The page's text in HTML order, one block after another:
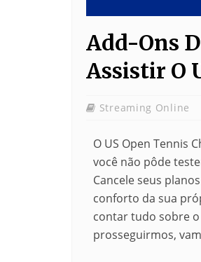
Add-Ons
Assistir O
Streaming Online
O US Open Tennis
você não pôde
Cancele seus
conforto da sua
contar tudo sobre o
prosseguirmos,